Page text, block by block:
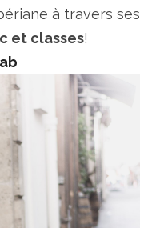
à travers ses
et classes!